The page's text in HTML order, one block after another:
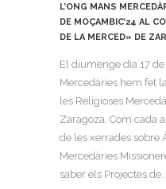
L’ONG MANS
DE MOÇAMBIC’24 AL
DE LA MERCED» DE
El diumenge dia 17
Mercedàries hem fet
les Religioses
Zaragoza. Com cada
de les xerrades sobre
Mercedàries
saber els Projectes de...